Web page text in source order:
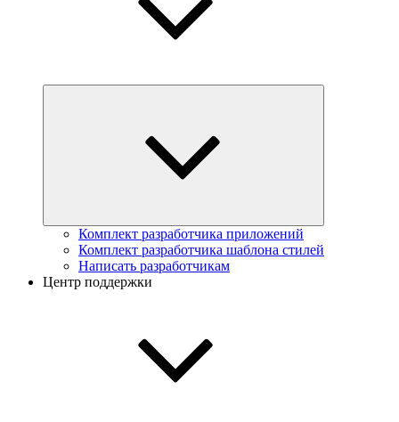
Комплект разработчика приложений
Комплект разработчика шаблона стилей
Написать разработчикам
Центр поддержки